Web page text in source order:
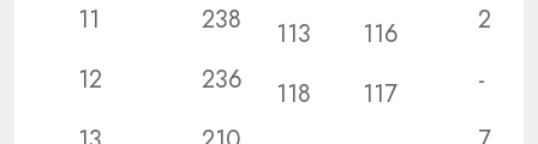
11
238 113 116
2
12
236 118 117
-